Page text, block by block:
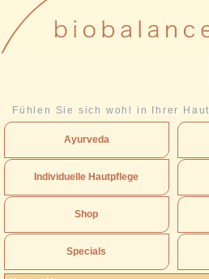
Fühlen Sie sich wohl in Ihrer Haut
Ayurveda
Individuelle Hautpflege
Shop
Specials